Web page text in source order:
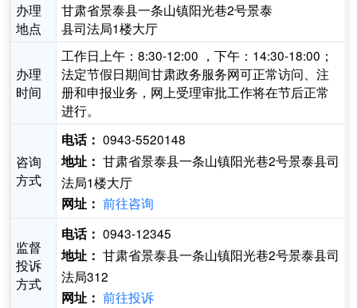
办理
地点
甘肃省景泰县一条山镇阳光巷2号景泰
县司法局1楼大厅
办理
时间
工作日上午：8:30-12:00 ，下午：14:30-18:00；
法定节假日期间甘肃政务服务网可正常访问、注
册和申报业务，网上受理审批工作将在节后正常
进行。
咨询
方式
电话： 0943-5520148
地址： 甘肃省景泰县一条山镇阳光巷2号景泰县司
法局1楼大厅
网址： 前往咨询
监督
投诉
方式
电话： 0943-12345
地址： 甘肃省景泰县一条山镇阳光巷2号景泰县司
法局312
网址： 前往投诉